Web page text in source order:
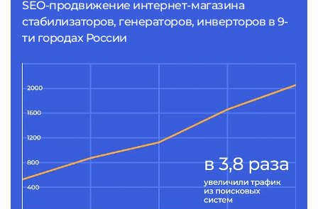
SEO-продвижение интернет-магазина
стабилизаторов, генераторов, инверторов в 9-
ти городах России